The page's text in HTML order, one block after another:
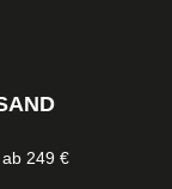
249 €